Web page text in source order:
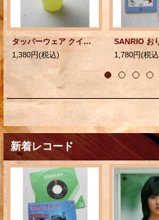
タッパーウェア クイックシェイク パステルイエロー
1,380円(税込)
1,780円(税
新着レコード